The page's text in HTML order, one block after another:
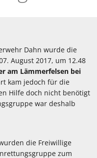
Dahn wurde die
August 2017, um 12.48
am Lämmerfelsen bei
kam jedoch für die
Hilfe doch nicht benötigt
war deshalb
die Freiwillige
zum